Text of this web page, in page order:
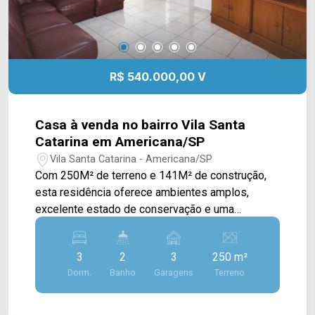
R$ 540.000,00 V
Casa à venda no bairro Vila Santa
Catarina em Americana/SP
Vila Santa Catarina - Americana/SP
Com 250M² de terreno e 141M² de construção,
esta residência oferece ambientes amplos,
excelente estado de conservação e uma
localização estratégica, sendo uma ótima opção
tanto para moradia quanto para quem busca um
imóvel com potencial para uso residencial ou
comercial. A área social proporciona ambientes
confortáveis para a rotina da família. O imóvel
3
Dorm.
2
Banho
3
Garagens
250 m²
Terreno